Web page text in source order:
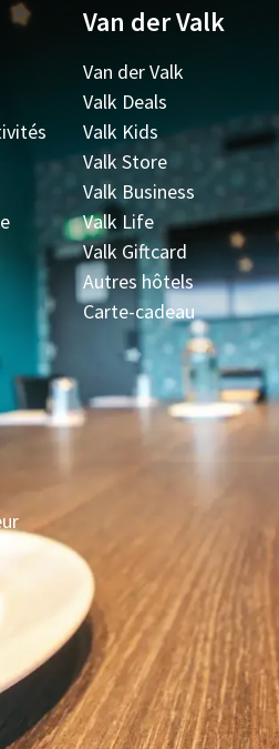
Van der Valk
Van der Valk
Valk Deals
Valk Kids
Valk Store
Valk Business
Valk Life
Valk Giftcard
Autres hôtels
Carte-cadeau